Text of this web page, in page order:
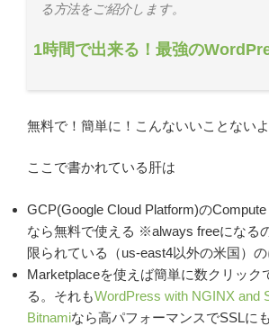
る方法をご紹介します。
1時間で出来る！最強の
無料で！簡単に！こんないいことないよ
ここで書かれている肝は
GCP(Google Cloud Platform)の
なら無料で使える ※always freeになる
限られている（us-east4以外の米国）
Marketplaceを使えば簡単に数クリック
る。それもWordPress with NGINX and
Bitnamiなら高パフォーマンスでSSLに